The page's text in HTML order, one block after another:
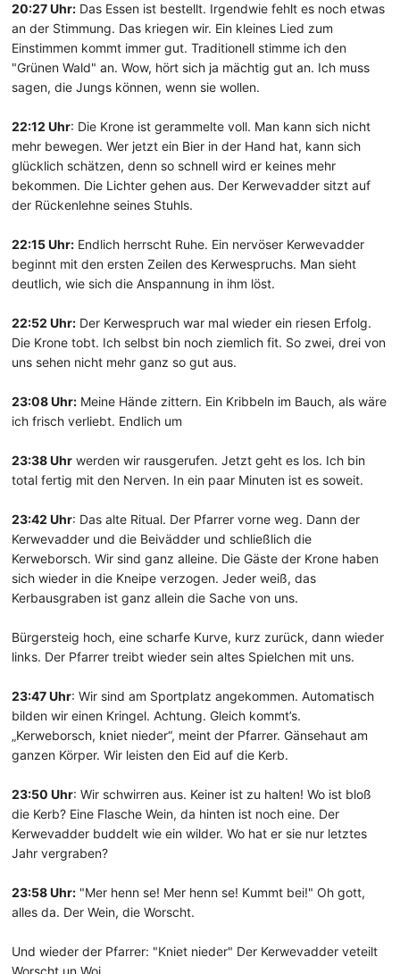
20:27 Uhr: Das Essen ist bestellt. Irgendwie fehlt es noch etwas
an der Stimmung. Das kriegen wir. Ein kleines Lied zum
Einstimmen kommt immer gut. Traditionell stimme ich den
"Grünen Wald" an. Wow, hört sich ja mächtig gut an. Ich muss
sagen, die Jungs können, wenn sie wollen.
22:12 Uhr: Die Krone ist gerammelte voll. Man kann sich nicht
mehr bewegen. Wer jetzt ein Bier in der Hand hat, kann sich
glücklich schätzen, denn so schnell wird er keines mehr
bekommen. Die Lichter gehen aus. Der Kerwevadder sitzt auf
der Rückenlehne seines Stuhls.
22:15 Uhr: Endlich herrscht Ruhe. Ein nervöser Kerwevadder
beginnt mit den ersten Zeilen des Kerwespruchs. Man sieht
deutlich, wie sich die Anspannung in ihm löst.
22:52 Uhr: Der Kerwespruch war mal wieder ein riesen Erfolg.
Die Krone tobt. Ich selbst bin noch ziemlich fit. So zwei, drei von
uns sehen nicht mehr ganz so gut aus.
23:08 Uhr: Meine Hände zittern. Ein Kribbeln im Bauch, als wäre
ich frisch verliebt. Endlich um
23:38 Uhr werden wir rausgerufen. Jetzt geht es los. Ich bin
total fertig mit den Nerven. In ein paar Minuten ist es soweit.
23:42 Uhr: Das alte Ritual. Der Pfarrer vorne weg. Dann der
Kerwevadder und die Beivädder und schließlich die
Kerweborsch. Wir sind ganz alleine. Die Gäste der Krone haben
sich wieder in die Kneipe verzogen. Jeder weiß, das
Kerbausgraben ist ganz allein die Sache von uns.
Bürgersteig hoch, eine scharfe Kurve, kurz zurück, dann wieder
links. Der Pfarrer treibt wieder sein altes Spielchen mit uns.
23:47 Uhr: Wir sind am Sportplatz angekommen. Automatisch
bilden wir einen Kringel. Achtung. Gleich kommt’s.
„Kerweborsch, kniet nieder“, meint der Pfarrer. Gänsehaut am
ganzen Körper. Wir leisten den Eid auf die Kerb.
23:50 Uhr: Wir schwirren aus. Keiner ist zu halten! Wo ist bloß
die Kerb? Eine Flasche Wein, da hinten ist noch eine. Der
Kerwevadder buddelt wie ein wilder. Wo hat er sie nur letztes
Jahr vergraben?
23:58 Uhr: "Mer henn se! Mer henn se! Kummt bei!" Oh gott,
alles da. Der Wein, die Worscht.
Und wieder der Pfarrer: "Kniet nieder" Der Kerwevadder veteilt